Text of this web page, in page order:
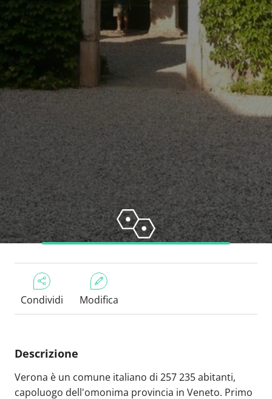
Condividi Modifica
Descrizione
Verona è un comune italiano di 257 235 abitanti,
capoluogo dell'omonima provincia in Veneto. Primo